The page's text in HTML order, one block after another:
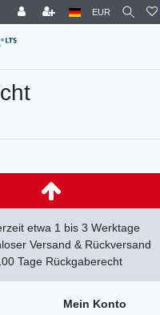
EUR
etwa 1 bis 3 Werktage
Versand & Rückversand
Tage Rückgaberecht
Mein Konto